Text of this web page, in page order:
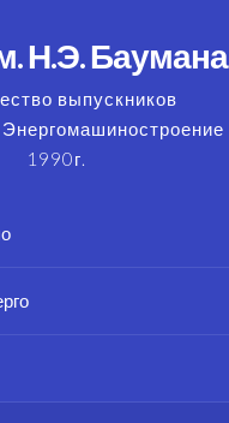
Н.Э. Баумана
выпускников
1990г.